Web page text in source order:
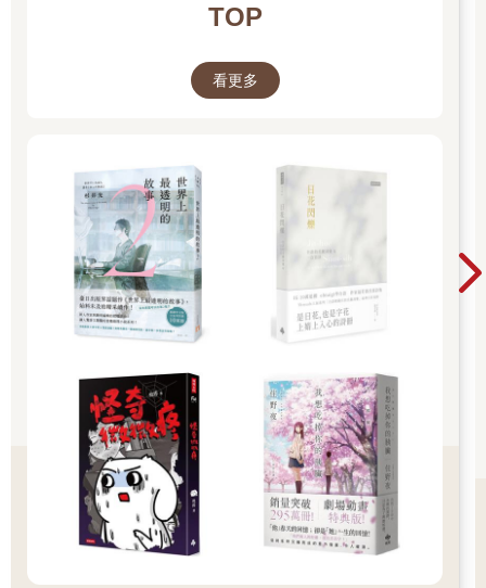
TOP
看更多